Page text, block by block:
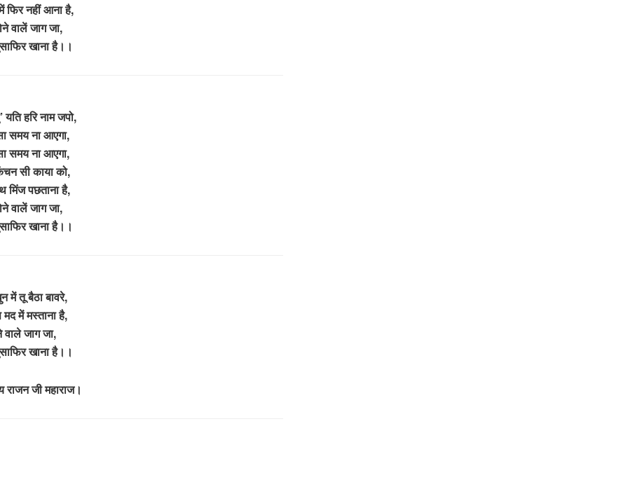
फिर नहीं आना है,
वालें जाग जा,
खाना है।।
यति हरि नाम जपो,
समय ना आएगा,
समय ना आएगा,
सी काया को,
मिंज पछताना है,
वालें जाग जा,
खाना है।।
में तू बैठा बावरे,
में मस्ताना है,
वाले जाग जा,
खाना है।।
राजन जी महाराज।